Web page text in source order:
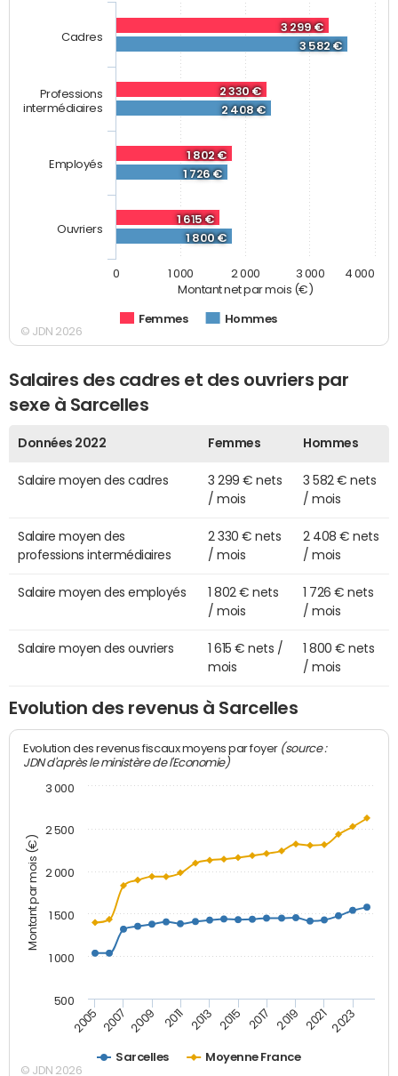
Montant net par mois (€)
3 299 €
2 330 €
1 802 €
1 615 €
3 582 €
2 408 €
1 726 €
1 800 €
Femmes Hommes
Cadres
Professions
intermédiaires
Employés
Ouvriers
0 1 000 2 000 3 000 4 000
© JDN 2026
Salaires des cadres et des ouvriers par
sexe à Sarcelles
Données 2022 Femmes Hommes
Salaire moyen des cadres
3 299 € nets
/ mois
3 582 € nets
/ mois
Salaire moyen des
professions intermédiaires
2 330 € nets
/ mois
2 408 € nets
/ mois
Salaire moyen des employés
1 802 € nets
/ mois
1 726 € nets
/ mois
Salaire moyen des ouvriers
1 615 € nets /
mois
1 800 € nets
/ mois
Evolution des revenus à Sarcelles
Montant par mois (€)
Evolution des revenus fiscaux moyens par foyer (source :
JDN d'après le ministère de l'Economie)
Sarcelles Moyenne France
2005 2007 2009 2011 2013 2015 2017 2019 2021 2023
500
1 000
1 500
2 000
2 500
3 000
© JDN 2026